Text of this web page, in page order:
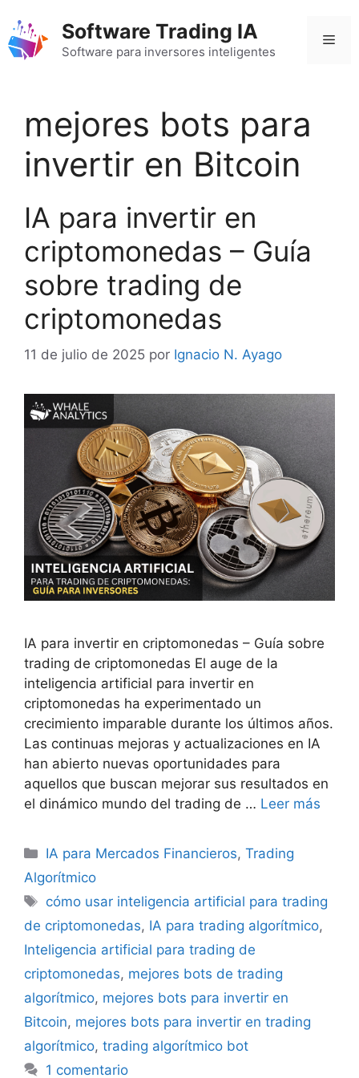
contenido
Software Trading IA
Software para inversores inteligentes
mejores bots para
invertir en Bitcoin
IA para invertir en
criptomonedas – Guía
sobre trading de
criptomonedas
11 de julio de 2025 por Ignacio N. Ayago
IA para invertir en criptomonedas – Guía sobre
trading de criptomonedas El auge de la
inteligencia artificial para invertir en
criptomonedas ha experimentado un
crecimiento imparable durante los últimos años.
Las continuas mejoras y actualizaciones en IA
han abierto nuevas oportunidades para
aquellos que buscan mejorar sus resultados en
el dinámico mundo del trading de … Leer más
Categorías
IA para Mercados Financieros,Trading
Algorítmico
Etiquetas
cómo usar inteligencia artificial para trading
de criptomonedas, IA para trading algorítmico,
Inteligencia artificial para trading de
criptomonedas, mejores bots de trading
algorítmico, mejores bots para invertir en
Bitcoin, mejores bots para invertir en trading
algorítmico, trading algorítmico bot
1 comentario